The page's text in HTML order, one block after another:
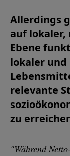
Allerdings
auf
Ebene
lokaler
relevante
zu
"Während